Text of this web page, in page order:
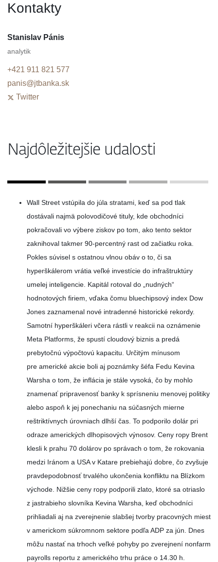
Kontakty
Stanislav Pánis
analytik
+421 911 821 577
panis@jtbanka.sk
Twitter
Najdôležitejšie udalosti
Wall Street vstúpila do júla stratami, keď sa pod tlak
dostávali najmä polovodičové tituly, kde obchodníci
pokračovali vo výbere ziskov po tom, ako tento sektor
zaknihoval takmer 90-percentný rast od začiatku roka.
Pokles súvisel s ostatnou vlnou obáv o to, či sa
hyperškálerom vrátia veľké investície do infraštruktúry
umelej inteligencie. Kapitál rotoval do „nudných“
hodnotových firiem, vďaka čomu bluechipsový index Dow
Jones zaznamenal nové intradenné historické rekordy.
Samotní hyperškáleri včera rástli v reakcii na oznámenie
Meta Platforms, že spustí cloudový biznis a predá
prebytočnú výpočtovú kapacitu. Určitým mínusom
pre americké akcie boli aj poznámky šéfa Fedu Kevina
Warsha o tom, že inflácia je stále vysoká, čo by mohlo
znamenať pripravenosť banky k sprísneniu menovej politiky
alebo aspoň k jej ponechaniu na súčasných mierne
reštriktívnych úrovniach dlhší čas. To podporilo dolár pri
odraze amerických dlhopisových výnosov. Ceny ropy Brent
klesli k prahu 70 dolárov po správach o tom, že rokovania
medzi Iránom a USA v Katare prebiehajú dobre, čo zvyšuje
pravdepodobnosť trvalého ukončenia konfliktu na Blízkom
východe. Nižšie ceny ropy podporili zlato, ktoré sa otriaslo
z jastrabieho slovníka Kevina Warsha, keď obchodníci
prihliadali aj na zverejnenie slabšej tvorby pracovných miest
v americkom súkromnom sektore podľa ADP za jún. Dnes
môžu nastať na trhoch veľké pohyby po zverejnení nonfarm
payrolls reportu z amerického trhu práce o 14.30 h.